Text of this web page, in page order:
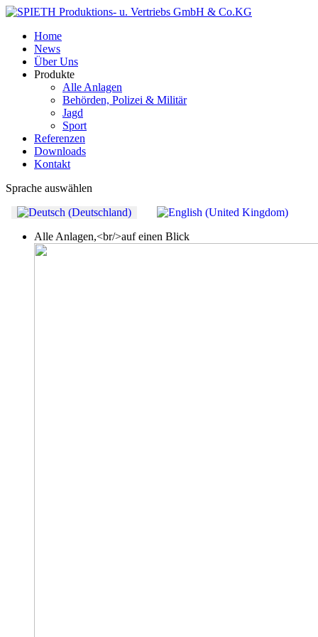
Home
News
Über Uns
Produkte
Alle Anlagen
Behörden, Polizei & Militär
Jagd
Sport
Referenzen
Downloads
Kontakt
Sprache auswählen
Alle Anlagen,<br/>auf einen Blick